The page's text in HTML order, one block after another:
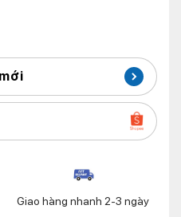
Giao hàng nhanh 2-3 ngày